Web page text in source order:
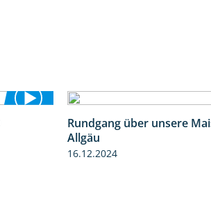
Rundgang über unsere
Allgäu
16.12.2024